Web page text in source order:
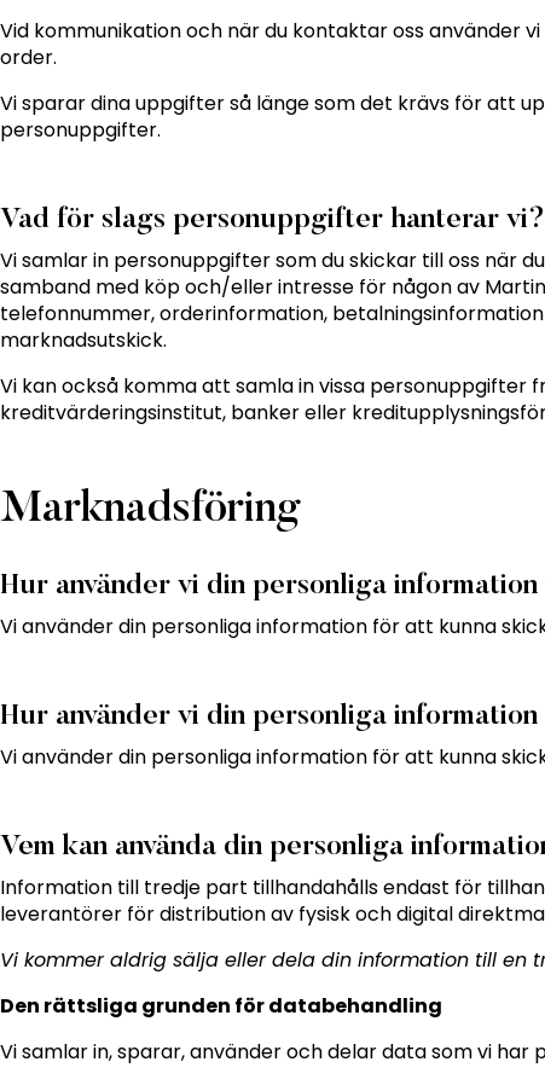
Vid kommunikation och när du kontaktar oss använder
order.
Vi sparar dina uppgifter så länge som det krävs för att
personuppgifter.
Vad för slags personuppgifter hanterar vi?
Vi samlar in personuppgifter som du skickar till oss när
samband med köp och/eller intresse för någon av
telefonnummer, orderinformation,
marknadsutskick.
Vi kan också komma att samla in vissa
kreditvärderingsinstitut, banker eller
Marknadsföring
Hur använder vi din personliga
Vi använder din personliga information för att kunna
Hur använder vi din personliga
Vi använder din personliga information för att kunna
Vem kan använda din personliga
Information till tredje part tillhandahålls endast för
leverantörer för distribution av fysisk och digital
Vi kommer aldrig sälja eller dela din information till en
Den rättsliga grunden för databehandling
Vi samlar in, sparar, använder och delar data som vi har